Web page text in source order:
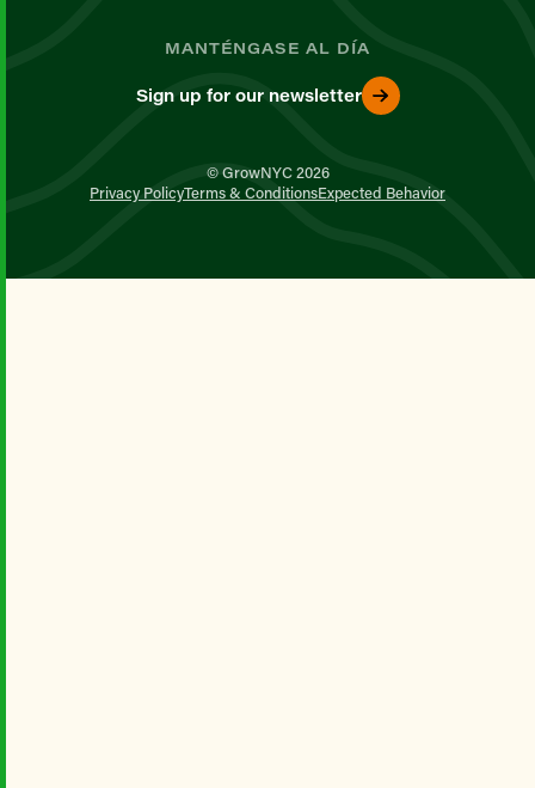
MANTÉNGASE AL DÍA
Sign up for our newsletter
© GrowNYC 2026
Privacy PolicyTerms & ConditionsExpected Behavior